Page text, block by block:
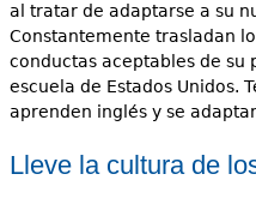
al tratar de adaptarse a su
Constantemente trasladan
conductas aceptables de su
escuela de Estados Unidos.
aprenden inglés y se
Lleve la cultura de